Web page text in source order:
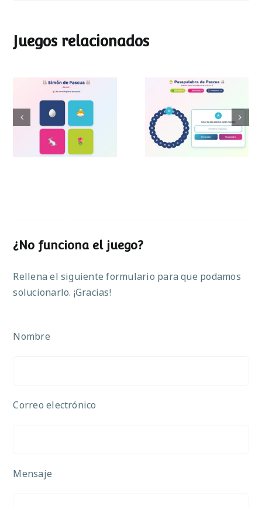
Juegos relacionados
Simon de Pascua
Pasapalabra de
Pascua
¿No funciona el juego?
Rellena el siguiente formulario para que podamos
solucionarlo. ¡Gracias!
Nombre
Correo electrónico
Mensaje